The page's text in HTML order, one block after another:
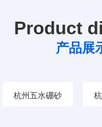
Product
产品展
杭州五水硼砂